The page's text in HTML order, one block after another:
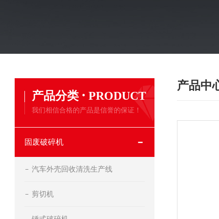
产品分类 · PRODUCT
我们相信合格的产品是信誉的保证！
固废破碎机
汽车外壳回收清洗生产线
剪切机
产品中